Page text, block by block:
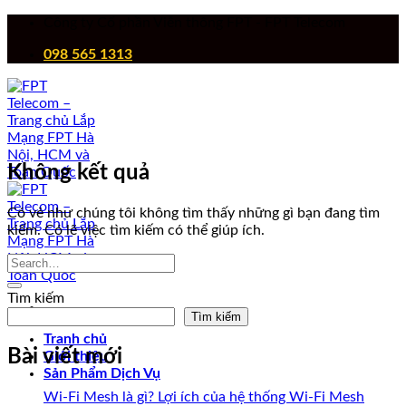
098 565 1313
Tranh chủ
Giới thiệu
Sản Phẩm Dịch Vụ
Không kết quả
Có vẻ như chúng tôi không tìm thấy những gì bạn đang tìm
kiếm. Có lẽ việc tìm kiếm có thể giúp ích.
Tìm kiếm
Tìm kiếm
Bài viết mới
Wi-Fi Mesh là gì? Lợi ích của hệ thống Wi-Fi Mesh